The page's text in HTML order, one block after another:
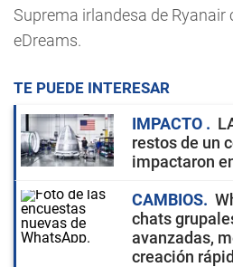
Suprema irlandesa de Ryanair
eDreams.
TE PUEDE INTERESAR
IMPACTO
restos de un
impactaron
CAMBIOS
chats
avanzadas,
creación